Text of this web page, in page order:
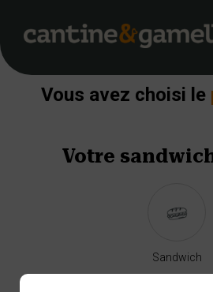
Vous avez choisi le
Votre
Sandwich